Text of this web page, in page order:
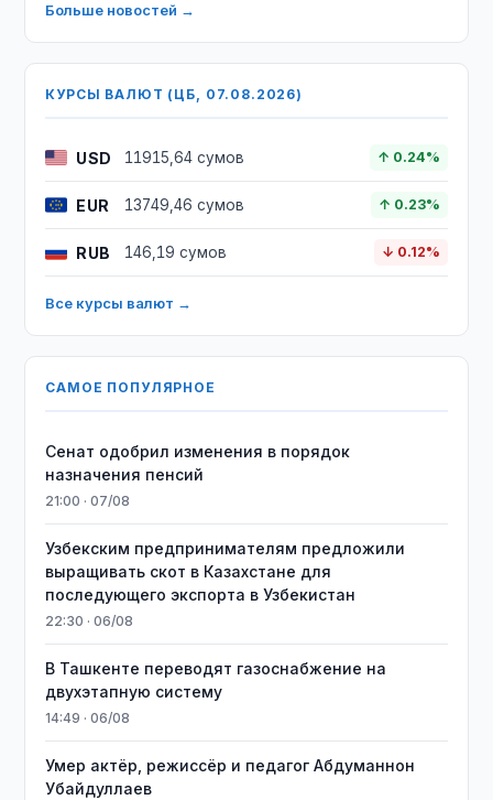
Больше новостей →
КУРСЫ ВАЛЮТ (ЦБ, 07.08.2026)
USD 11915,64 сумов ↑ 0.24%
EUR 13749,46 сумов ↑ 0.23%
RUB 146,19 сумов ↓ 0.12%
Все курсы валют →
САМОЕ ПОПУЛЯРНОЕ
Сенат одобрил изменения в порядок
назначения пенсий
21:00 · 07/08
Узбекским предпринимателям предложили
выращивать скот в Казахстане для
последующего экспорта в Узбекистан
22:30 · 06/08
В Ташкенте переводят газоснабжение на
двухэтапную систему
14:49 · 06/08
Умер актёр, режиссёр и педагог Абдуманнон
Убайдуллаев